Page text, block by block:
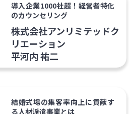
導入企業1000社超！経営者特化
のカウンセリング
株式会社アンリミテッドク
リエーション
平河内 祐二
結婚式場の集客率向上に貢献す
る人材派遣事業とは